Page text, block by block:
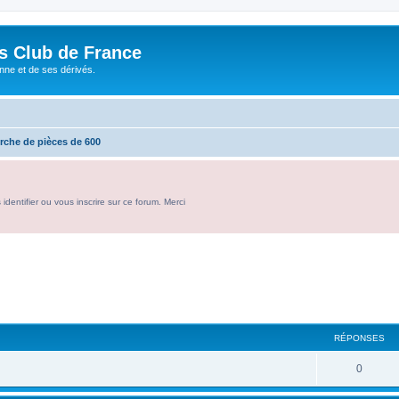
Club de France
et de ses dérivés.
de pièces de 600
ou vous inscrire sur ce forum. Merci
RÉPONSES
0R
é